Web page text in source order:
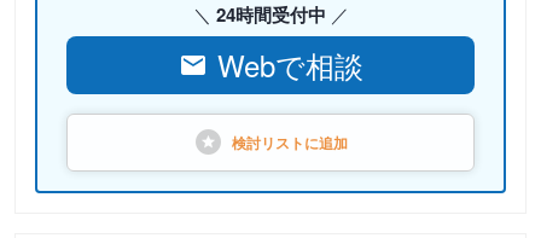
24時間受付中
Webで相談
検討リストに追加